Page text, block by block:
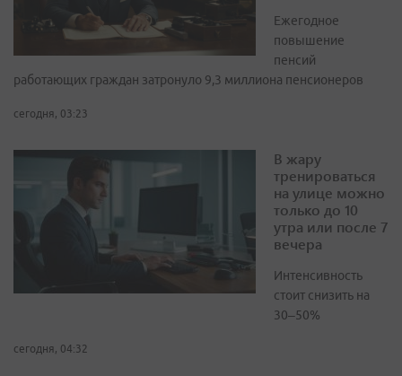
Ежегодное
повышение
пенсий
работающих граждан затронуло 9,3 миллиона пенсионеров
сегодня, 03:23
В жару
тренироваться
на улице можно
только до 10
утра или после 7
вечера
Интенсивность
стоит снизить на
30–50%
сегодня, 04:32